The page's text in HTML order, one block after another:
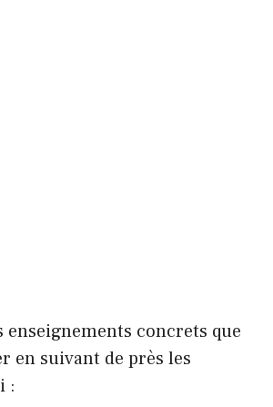
enseignements concrets que
en suivant de près les
: